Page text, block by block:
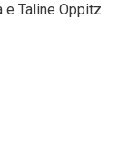
e Taline Oppitz.